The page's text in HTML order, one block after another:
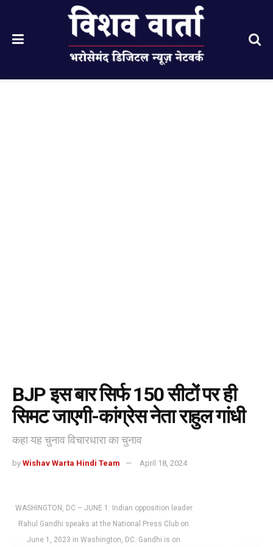
BJP इस बार सिर्फ 150 सीटों पर ही
सिमट जाएगी-कांग्रेस नेता राहुल गांधी
कहा यह चुनाव विचारधारा का चुनाव
by Wishav Warta Hindi Team April 18, 2024
WASHINGTON, DC – JUNE 1: Indian opposition leader
Rahul Gandhi speaks at the National Press Club on
June 1, 2023 in Washington, DC. Gandhi is on